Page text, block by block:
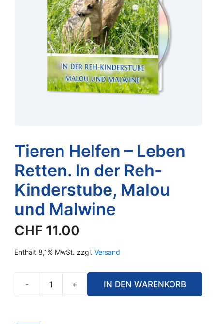
Tieren Helfen – Leben
Retten. In der Reh-
Kinderstube, Malou
und Malwine
CHF 11.00
Enthält 8,1% MwSt. zzgl. Versand
-
Tieren
+ IN DEN WARENKORB